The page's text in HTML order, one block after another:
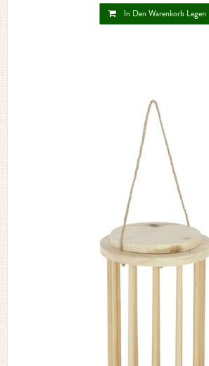
In Den Warenkorb Legen